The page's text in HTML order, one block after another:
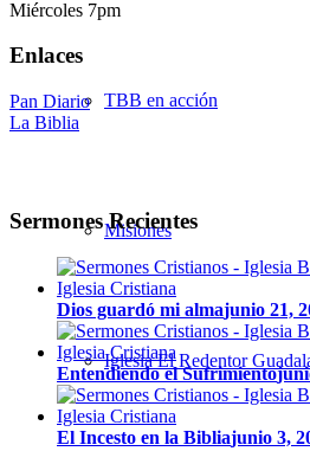
TBB en acción
Misiones
Iglesia El Redentor
Miércoles 7pm
Enlaces
Pan Diario
La Biblia
Sermones Recientes
Dios guardó mi almajunio 21,
Entendiendo el Sufrimiento
El Incesto en la Bibliajunio 3,